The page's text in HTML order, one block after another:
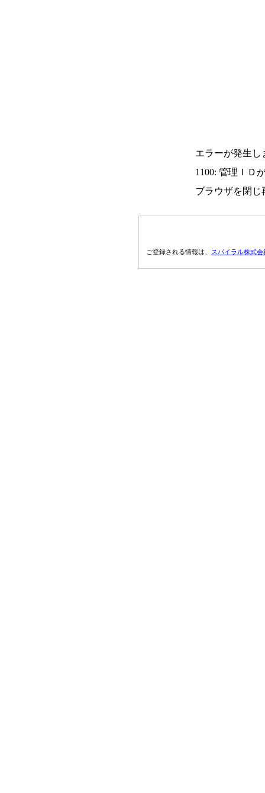
エラーが発生し
1100: 管理ＩＤ
ブラウザを閉じ
ご登録される情報は、 スパイラル株式会